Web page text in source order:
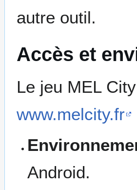
autre outil.
Accès et
Le jeu MEL
www.melcity.fr
Android.